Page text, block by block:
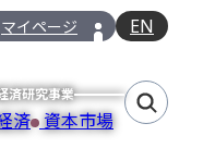
マイページ EN
済研究事業
済 資本市場